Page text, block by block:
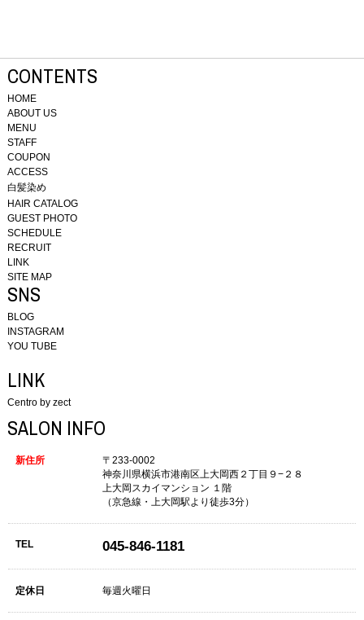
CONTENTS
HOME
ABOUT US
MENU
STAFF
COUPON
ACCESS
白髪染め
HAIR CATALOG
GUEST PHOTO
SCHEDULE
RECRUIT
LINK
SITE MAP
SNS
BLOG
INSTAGRAM
YOU TUBE
LINK
Centro by zect
SALON INFO
新住所
〒233-0002
神奈川県横浜市港南区上大岡西２丁目９−２８
上大岡スカイマンション １階
（京急線・上大岡駅より徒歩3分）
TEL 045-846-1181
定休日 毎週火曜日